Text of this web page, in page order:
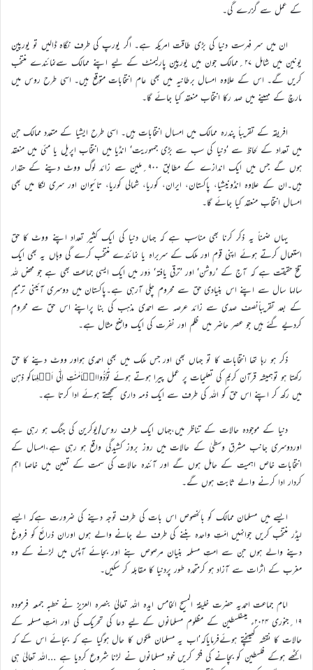
کے عمل سے گزرے گی۔
ان میں سر فہرست دنیا کی بڑی طاقت امریکہ ہے۔ اگر یورپ کی طرف نگاہ ڈالیں تو یورپین
یونین میں شامل ۲۷؍ممالک جون میں یورپین پارلیمنٹ کے لیے اپنے ممالک سےنمائندے منتخب
کریں گے۔ اس کے علاوہ امسال برطانیہ میں بھی عام انتخابات متوقع ہیں۔ اسی طرح روس میں
مارچ کے مہینے میں صد رکا انتخاب منعقد کیا جائے گا۔
افریقہ کے تقریباً پندرہ ممالک میں امسال انتخابات ہیں۔ اسی طرح ایشیا کے متعدد ممالک جن
میں تعداد کے لحاظ سے ’دنیا کی سب سے بڑی جمہوریت‘ انڈیا میں انتخاب اپریل یا مئی میں منعقد
ہوں گے جس میں ایک اندازے کے مطابق ۹۰۰؍ملین سے زائد لوگ ووٹ دینے کے حقدار
ہیں۔ان کے علاوہ انڈونیشیا، پاکستان، ایران، کوریا، شمالی کوریا، تائیوان اور سری لنکا میں بھی
امسال انتخاب منعقد کیا جائے گا۔
یہاں ضمناً یہ ذکر کرنا بھی مناسب ہے کہ جہاں دنیا کی ایک کثیر تعداد اپنے ووٹ کا حق
استعمال کرتے ہوئے اپنی قوم اور ملک کے سربراہ یا نمائندے منتخب کرے گی وہاں یہ بھی ایک
تلخ حقیقت ہے کہ آج کے ’روشن‘ اور ’ترقی یافتہ‘ دَور میں ایک ایسی جماعت بھی ہے جو محض للہ
سالہا سال سے اپنے اس بنیادی حق سے محروم چلی آرہی ہے۔پاکستان میں دوسری آئینی ترمیم
کے بعد تقریباًنصف صدی سے زائد عرصہ سے احمدی مذہب کی بنا پراپنے اس حق سے محروم
کردیے گئے ہیں جو عصر حاضر میں ظلم اور نفرت کی ایک واضح مثال ہے۔
ذکر ہو رہا تھا انتخابات کا تو جہاں بھی اور جس ملک میں بھی احمدی ہواور ووٹ دینے کا حق
رکھتا ہو توہمیشہ قرآن کریم کی تعلیمات پر عمل پیرا ہوتے ہوئے تُؤَدُّواالۡاَمٰنٰتِ اِلٰۤی اَہۡلِہَاکو ذہن
میں رکھ کر اپنے اس حق کو اللہ کی طرف سے ایک ذمہ داری سمجھتے ہوئے ادا کرتا ہے۔
دنیا کے موجودہ حالات کے تناظر میں،جہاں ایک طرف روس/یوکرین کی جنگ ہو رہی ہے
اوردوسری جانب مشرق وسطیٰ کے حالات میں روز بروز کشیدگی واقع ہو رہی ہے،امسال کے
انتخابات خاص اہمیت کے حامل ہوں گے اور آئندہ حالات کی سمت کے تعین میں خاصا اہم
کردار ادا کرنے والے ثابت ہوں گے۔
ایسے میں مسلمان ممالک کو بالخصوص اس بات کی طرف توجہ دینے کی ضرورت ہےکہ ایسے
لیڈر منتخب کریں جوانہیں امّتِ واحدہ بننے کی طرف لے جانے والے ہوں اوران ذرائع کو فروغ
دینے والے ہوں جن سے امتِ مسلمہ بنیان مرصوص بنے اور بجائے آپس میں لڑنے کے وہ
مغرب کے اثرات سے آزاد ہو کرمتحدہ طور پردنیا کا مقابلہ کر سکیں۔
امام جماعت احمدیہ حضرت خلیفۃ المسیح الخامس ایدہ اللہ تعالیٰ بنصرہ العزیز نے خطبہ جمعہ فرمودہ
۱۹؍جنوری ۲۰۲۴ء میںفلسطین کے مظلوم مسلمانوں کے لیے دعا کی تحریک کی اور امّتِ مسلمہ کے
حالات کا نقشہ کھینچتے ہوئےفرمایاکہ’اب یہ مسلمان ملکوں کا حال ہوگیا ہے کہ بجائے اس کے کہ
اکٹھے ہوکے فلسطین کو بچانے کی فکر کریں خود مسلمانوں نے لڑنا شروع کردیا ہے …اللہ تعالیٰ ہی